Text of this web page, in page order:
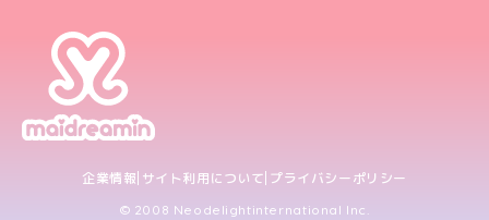
企業情報 サイト利用について プライバシーポリシー
© 2008 Neodelightinternational Inc.